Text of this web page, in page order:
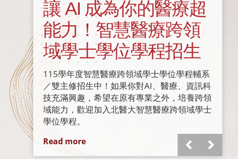
北醫醫療體系通過
HIMSS EMRAM
Stage 7 國際最高等級
認證
臺北醫學大學體系再創里程碑！北醫附醫、萬
芳醫院與雙和醫院全數通過 HIMSS EMRAM
Stage 7 認證，成為國內少數三家醫院全數達
成國際最高電子病歷成熟度標準的醫療體系，
展現卓越智慧醫療實力。
Read more